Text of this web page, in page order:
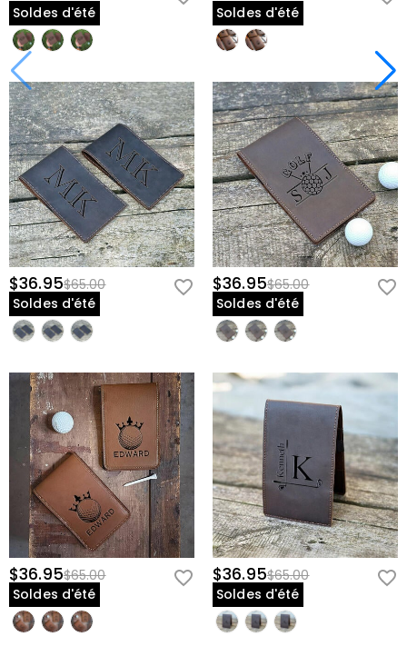
Soldes d'été
Soldes d'été
$36.95$65.00
Soldes d'été
$36.95$65.00
Soldes d'été
$36.95$65.00
Soldes d'été
$36.95$65.00
Soldes d'été